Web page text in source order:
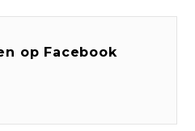
op Facebook